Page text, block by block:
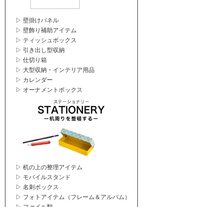
▷ 壁掛けパネル
▷ 壁飾り補助アイテム
▷ ティッシュボックス
▷ 引き出し型収納
▷ 仕切り箱
▷ 大型収納・インテリア用品
▷ カレンダー
▷ オーナメントボックス
▷ 机の上の整理アイテム
▷ モバイルスタンド
▷ 名刺ボックス
▷ フォトアイテム（フレーム＆アルバム）